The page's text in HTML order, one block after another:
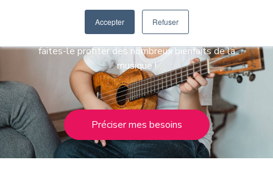
Accepter Refuser
Éveillez l'esprit musical de votre enfant et
faites-le profiter des nombreux bienfaits de la
musique !
Préciser mes besoins